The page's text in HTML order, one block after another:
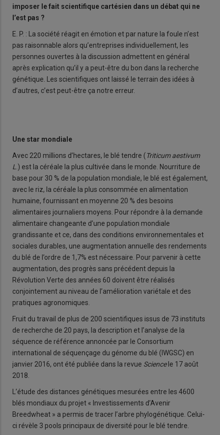
imposer le fait scientifique cartésien dans un débat qui ne
l’est pas ?
E. P. : La société réagit en émotion et par nature la foule n’est
pas raisonnable alors qu’entreprises individuellement, les
personnes ouvertes à la discussion admettent en général
après explication qu’il y a peut-être du bon dans la recherche
génétique. Les scientifiques ont laissé le terrain des idées à
d’autres, c’est peut-être ça notre erreur.
Une star mondiale
Avec 220 millions d’hectares, le blé tendre (Triticum aestivum
L.) est la céréale la plus cultivée dans le monde. Nourriture de
base pour 30 % de la population mondiale, le blé est également,
avec le riz, la céréale la plus consommée en alimentation
humaine, fournissant en moyenne 20 % des besoins
alimentaires journaliers moyens. Pour répondre à la demande
alimentaire changeante d’une population mondiale
grandissante et ce, dans des conditions environnementales et
sociales durables, une augmentation annuelle des rendements
du blé de l’ordre de 1,7% est nécessaire. Pour parvenir à cette
augmentation, des progrès sans précédent depuis la
Révolution Verte des années 60 doivent être réalisés
conjointement au niveau de l’amélioration variétale et des
pratiques agronomiques.
Fruit du travail de plus de 200 scientifiques issus de 73 instituts
de recherche de 20 pays, la description et l’analyse de la
séquence de référence annoncée par le Consortium
international de séquençage du génome du blé (IWGSC) en
janvier 2016, ont été publiée dans la revue Science le 17 août
2018.
L’étude des distances génétiques mesurées entre les 4600
blés mondiaux du projet « Investissements d’Avenir
Breedwheat » a permis de tracer l’arbre phylogénétique. Celui-
ci révèle 3 pools principaux de diversité pour le blé tendre.